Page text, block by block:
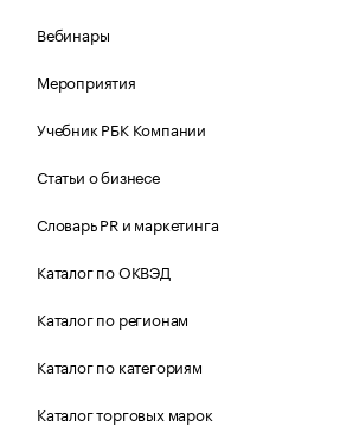
Вебинары
Мероприятия
Учебник РБК Компании
Статьи о бизнесе
Словарь PR и маркетинга
Каталог по ОКВЭД
Каталог по регионам
Каталог по категориям
Каталог торговых марок